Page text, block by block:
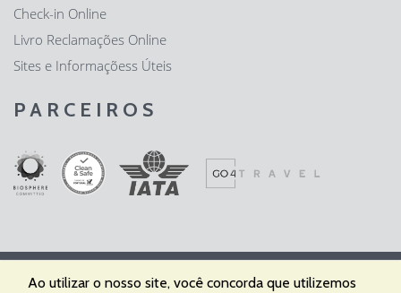
Check-in Online
Livro Reclamações Online
Sites e Informaçõess Úteis
PARCEIROS
Fátima Expresso - Agência de Viagens e Turismo, Lda | RNAVT nº
Ao utilizar o nosso site, você concorda que utilizemos